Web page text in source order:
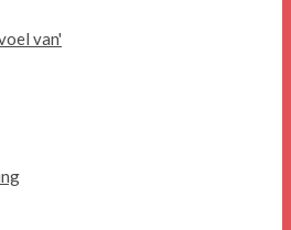
van'